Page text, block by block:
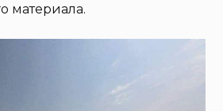
материала.